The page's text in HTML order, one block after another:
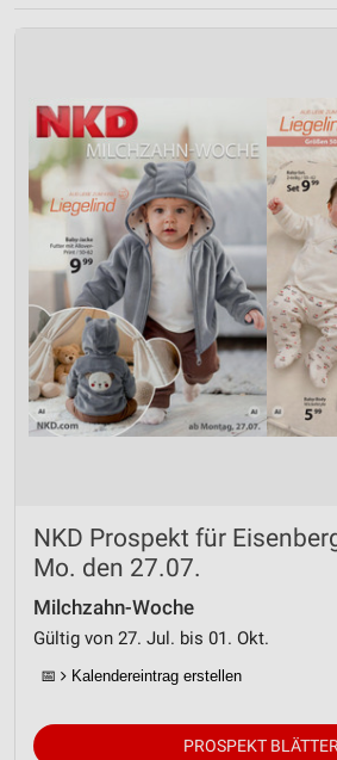
NKD Prospekt für
Mo. den 27.07.
Milchzahn-Woche
Gültig von 27. Jul. bis 01. Okt.
📅 Kalendereintrag erstellen
PROSPEKT